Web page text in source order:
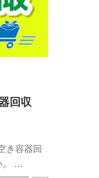
回収
き容器回
。 ...